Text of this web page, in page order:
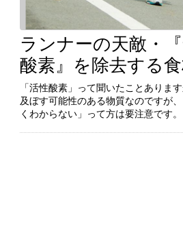
「活性酸素」って聞いたことありま
及ぼす可能性のある物質なのですが
くわからない」って方は要注意です。
ランナーの天敵・
酸素』を除去する
「活性酸素」って聞いたことありますか？ ランナーの体
及ぼす可能性のある物質なのですが
くわからない」って方は要注意です。